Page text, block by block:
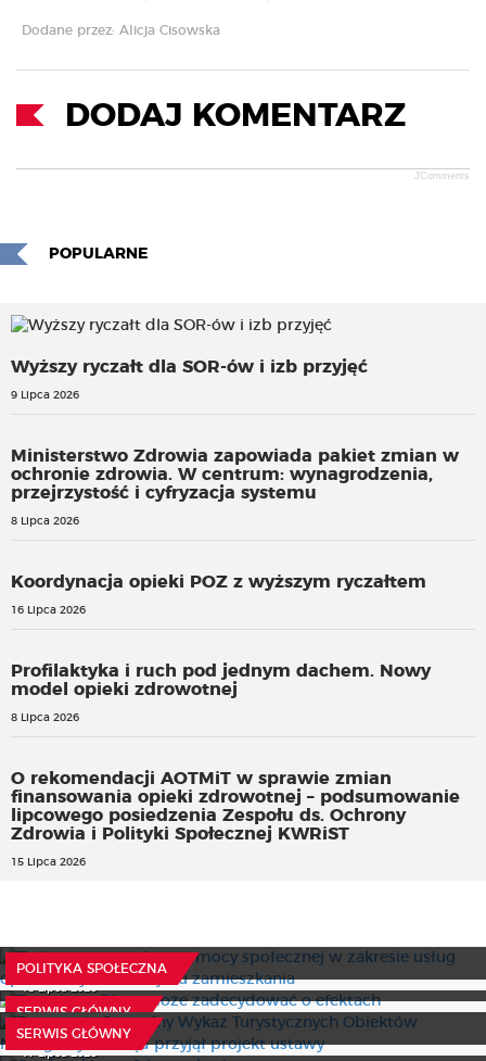
Dodane przez: Alicja Cisowska
DODAJ KOMENTARZ
JComments
POPULARNE
Wyższy ryczałt dla SOR-ów i izb przyjęć
9 Lipca 2026
Ministerstwo Zdrowia zapowiada pakiet zmian w
ochronie zdrowia. W centrum: wynagrodzenia,
przejrzystość i cyfryzacja systemu
8 Lipca 2026
Koordynacja opieki POZ z wyższym ryczałtem
16 Lipca 2026
Profilaktyka i ruch pod jednym dachem. Nowy
model opieki zdrowotnej
8 Lipca 2026
O rekomendacji AOTMiT w sprawie zmian
finansowania opieki zdrowotnej – podsumowanie
lipcowego posiedzenia Zespołu ds. Ochrony
Zdrowia i Polityki Społecznej KWRiST
15 Lipca 2026
POLITYKA SPOŁECZNA
24 Lipca 2026
SERWIS GŁÓWNY
Trenujesz? Dieta może zadecydować o efektach
15 Lipca 2026
SERWIS GŁÓWNY
Powstanie Centralny Wykaz Turystycznych Obiektów
Noclegowych. Rząd przyjął projekt ustawy
15 Lipca 2026
Studencki portfel w wakacje
17 Lipca 2026
Fundusz Młodzieżowy z nowymi zasadami
Uzasadniona przyczyna odmowy wszczęcia